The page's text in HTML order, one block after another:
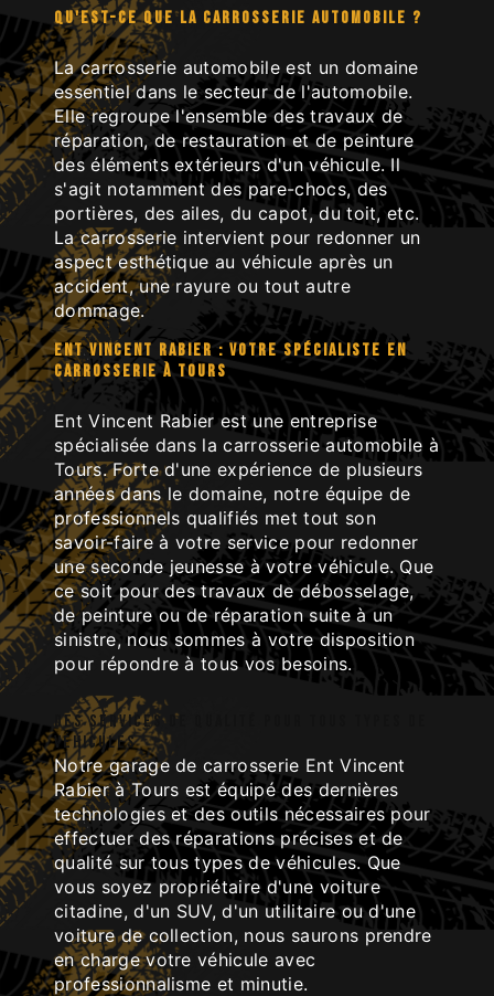
QU'EST-CE QUE LA CARROSSERIE AUTOMOBILE ?
La carrosserie automobile est un domaine
essentiel dans le secteur de l'automobile.
Elle regroupe l'ensemble des travaux de
réparation, de restauration et de peinture
des éléments extérieurs d'un véhicule. Il
s'agit notamment des pare-chocs, des
portières, des ailes, du capot, du toit, etc.
La carrosserie intervient pour redonner un
aspect esthétique au véhicule après un
accident, une rayure ou tout autre
dommage.
ENT VINCENT RABIER : VOTRE SPÉCIALISTE EN
CARROSSERIE À TOURS
Ent Vincent Rabier est une entreprise
spécialisée dans la carrosserie automobile à
Tours. Forte d'une expérience de plusieurs
années dans le domaine, notre équipe de
professionnels qualifiés met tout son
savoir-faire à votre service pour redonner
une seconde jeunesse à votre véhicule. Que
ce soit pour des travaux de débosselage,
de peinture ou de réparation suite à un
sinistre, nous sommes à votre disposition
pour répondre à tous vos besoins.
Des services de qualité pour tous types de
véhicules
Notre garage de carrosserie Ent Vincent
Rabier à Tours est équipé des dernières
technologies et des outils nécessaires pour
effectuer des réparations précises et de
qualité sur tous types de véhicules. Que
vous soyez propriétaire d'une voiture
citadine, d'un SUV, d'un utilitaire ou d'une
voiture de collection, nous saurons prendre
en charge votre véhicule avec
professionnalisme et minutie.